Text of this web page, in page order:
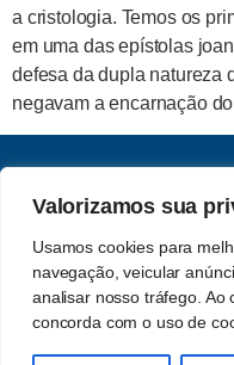
Valorizamos sua
Usamos cookies para
navegação, veicular
analisar nosso tráfego. Ao
concorda com o uso de
a cristologia. Temos os
em uma das epístolas
defesa da dupla natureza
negavam a encarnação
Acompanhe-nos nas
sociais